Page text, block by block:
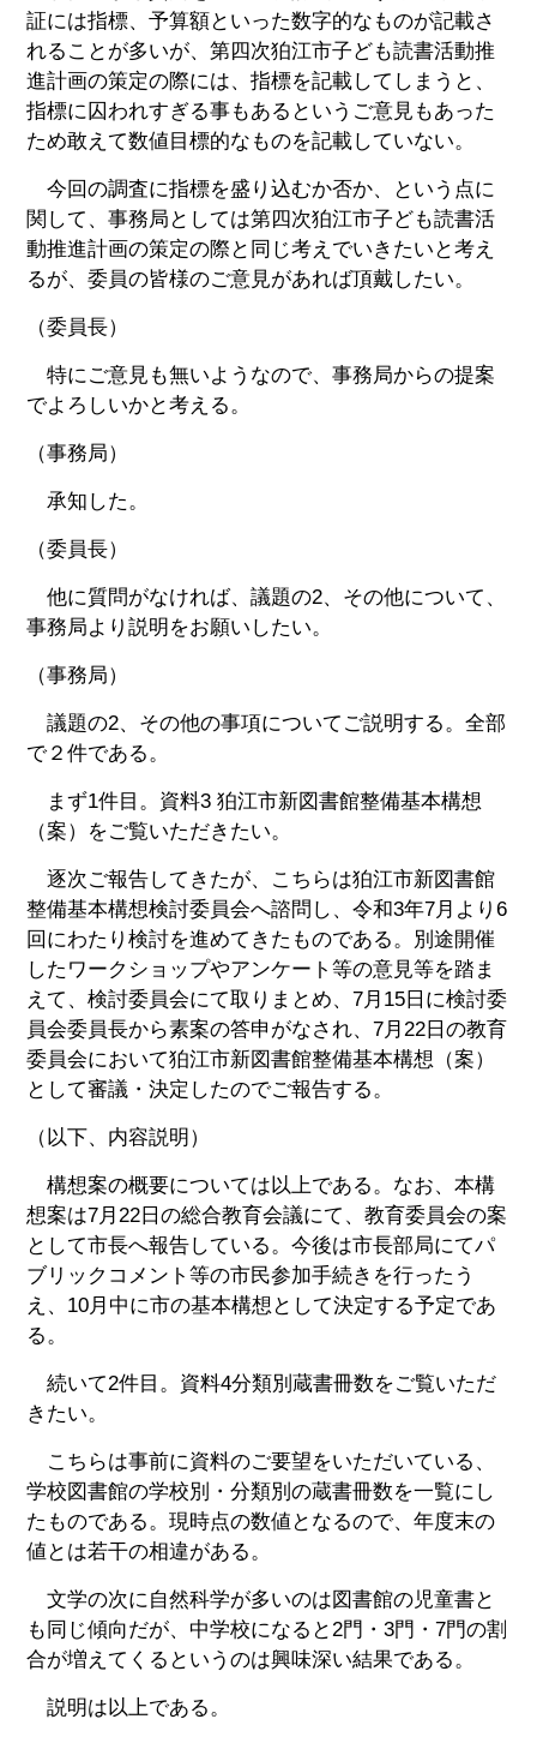
証には指標、予算額といった数字的なものが記載さ
れることが多いが、第四次狛江市子ども読書活動推
進計画の策定の際には、指標を記載してしまうと、
指標に囚われすぎる事もあるというご意見もあった
ため敢えて数値目標的なものを記載していない。
今回の調査に指標を盛り込むか否か、という点に
関して、事務局としては第四次狛江市子ども読書活
動推進計画の策定の際と同じ考えでいきたいと考え
るが、委員の皆様のご意見があれば頂戴したい。
（委員長）
特にご意見も無いようなので、事務局からの提案
でよろしいかと考える。
（事務局）
承知した。
（委員長）
他に質問がなければ、議題の2、その他について、
事務局より説明をお願いしたい。
（事務局）
議題の2、その他の事項についてご説明する。全部
で２件である。
まず1件目。資料3 狛江市新図書館整備基本構想
（案）をご覧いただきたい。
逐次ご報告してきたが、こちらは狛江市新図書館
整備基本構想検討委員会へ諮問し、令和3年7月より6
回にわたり検討を進めてきたものである。別途開催
したワークショップやアンケート等の意見等を踏ま
えて、検討委員会にて取りまとめ、7月15日に検討委
員会委員長から素案の答申がなされ、7月22日の教育
委員会において狛江市新図書館整備基本構想（案）
として審議・決定したのでご報告する。
（以下、内容説明）
構想案の概要については以上である。なお、本構
想案は7月22日の総合教育会議にて、教育委員会の案
として市長へ報告している。今後は市長部局にてパ
ブリックコメント等の市民参加手続きを行ったう
え、10月中に市の基本構想として決定する予定であ
る。
続いて2件目。資料4分類別蔵書冊数をご覧いただ
きたい。
こちらは事前に資料のご要望をいただいている、
学校図書館の学校別・分類別の蔵書冊数を一覧にし
たものである。現時点の数値となるので、年度末の
値とは若干の相違がある。
文学の次に自然科学が多いのは図書館の児童書と
も同じ傾向だが、中学校になると2門・3門・7門の割
合が増えてくるというのは興味深い結果である。
説明は以上である。